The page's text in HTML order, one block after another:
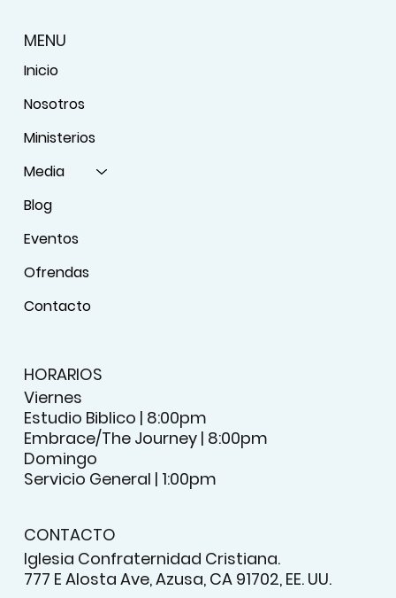
MENU
Inicio
Nosotros
Ministerios
Media
Blog
Eventos
Ofrendas
Contacto
HORARIOS
Viernes
Estudio Biblico | 8:00pm
Embrace/The Journey | 8:00pm
Domingo
Servicio General | 1:00pm
CONTACTO
Iglesia Confraternidad Cristiana.
777 E Alosta Ave, Azusa, CA 91702, EE. UU.